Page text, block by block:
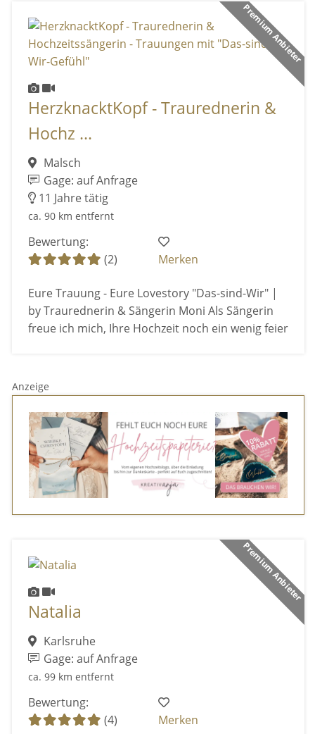
Premium Anbieter
HerzknacktKopf - Traurednerin &
Hochz ...
Malsch
Gage: auf Anfrage
11 Jahre tätig
ca. 90 km entfernt
Bewertung:
(2)
Merken
Eure Trauung - Eure Lovestory "Das-sind-Wir" |
by Traurednerin & Sängerin Moni Als Sängerin
freue ich mich, Ihre Hochzeit noch ein wenig feier
Anzeige
Premium Anbieter
Natalia
Karlsruhe
Gage: auf Anfrage
ca. 99 km entfernt
Bewertung:
(4)
Merken